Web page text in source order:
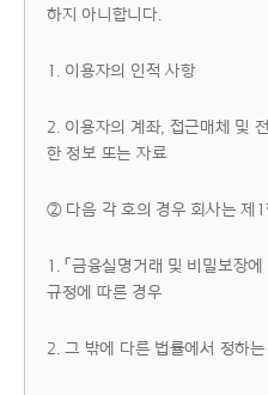
하지 아니합니다.
1. 이용자의 인적 사항
2. 이용자의 계좌, 접근매체 및
한 정보 또는 자료
② 다음 각 호의 경우 회사는 제1
1. 「금융실명거래 및 비밀보장
규정에 따른 경우
2. 그 밖에 다른 법률에서 정하